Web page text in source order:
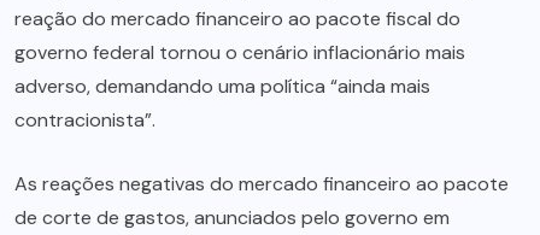
reação do mercado financeiro ao pacote fiscal do
governo federal tornou o cenário inflacionário mais
adverso, demandando uma política “ainda mais
contracionista”.
As reações negativas do mercado financeiro ao pacote
de corte de gastos, anunciados pelo governo em